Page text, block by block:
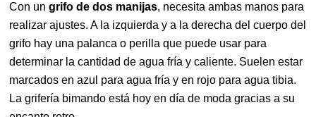
Con ungrifo de dos manijas, necesita ambas manos para
realizar ajustes. A la izquierda y a la derecha del cuerpo del
grifo hay una palanca o perilla que puede usar para
determinar la cantidad de agua fría y caliente. Suelen estar
marcados en azul para agua fría y en rojo para agua tibia.
La grifería bimando está hoy en día de moda gracias a su